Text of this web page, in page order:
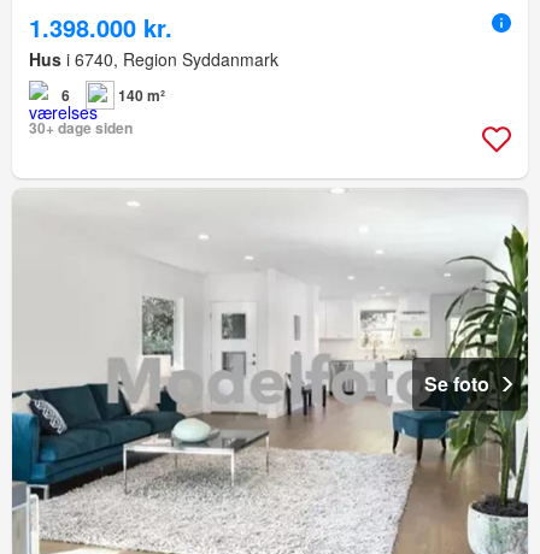
1.398.000 kr.
Hus i 6740, Region Syddanmark
6
140 m²
30+ dage siden
Se foto